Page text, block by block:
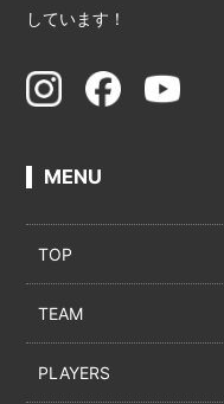
しています！
MENU
TOP
TEAM
PLAYERS